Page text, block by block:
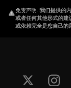
免责声明. 我们提供的
或者任何其他形式的建
或依赖完全是您自己的